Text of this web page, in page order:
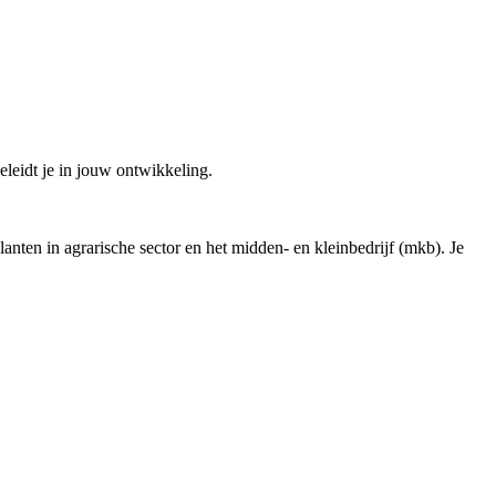
je in jouw ontwikkeling.
in agrarische sector en het midden- en kleinbedrijf (mkb). Je